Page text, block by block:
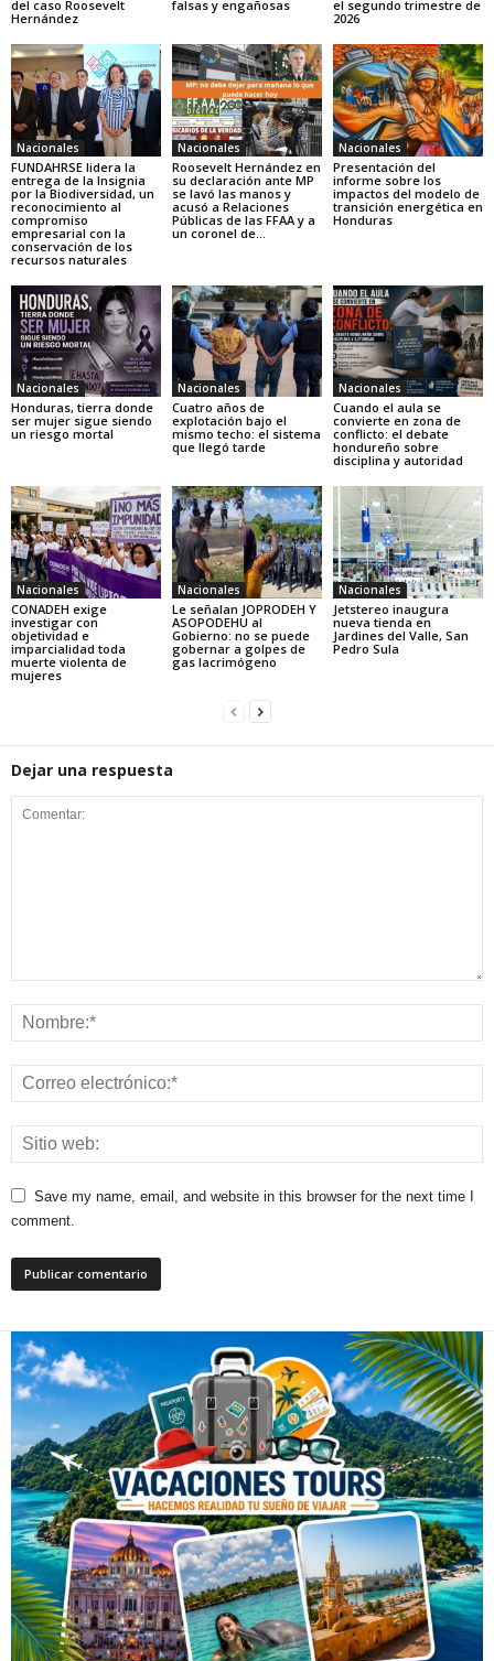
del caso Roosevelt
Hernández
falsas y engañosas
el segundo trimestre de
2026
Nacionales
FUNDAHRSE lidera la
entrega de la Insignia
por la Biodiversidad, un
reconocimiento al
compromiso
empresarial con la
conservación de los
recursos naturales
Nacionales
Roosevelt Hernández en
su declaración ante MP
se lavó las manos y
acusó a Relaciones
Públicas de las FFAA y a
un coronel de...
Nacionales
Presentación del
informe sobre los
impactos del modelo de
transición energética en
Honduras
Nacionales
Honduras, tierra donde
ser mujer sigue siendo
un riesgo mortal
Nacionales
Cuatro años de
explotación bajo el
mismo techo: el sistema
que llegó tarde
Nacionales
Cuando el aula se
convierte en zona de
conflicto: el debate
hondureño sobre
disciplina y autoridad
Nacionales
CONADEH exige
investigar con
objetividad e
imparcialidad toda
muerte violenta de
mujeres
Nacionales
Le señalan JOPRODEH Y
ASOPODEHU al
Gobierno: no se puede
gobernar a golpes de
gas lacrimógeno
Nacionales
Jetstereo inaugura
nueva tienda en
Jardines del Valle, San
Pedro Sula
Dejar una respuesta
Save my name, email, and website in this browser for the next time I
comment.